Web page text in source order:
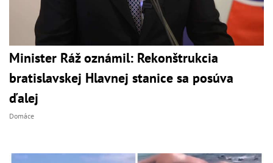
Minister Ráž oznámil: Rekonštrukcia
bratislavskej Hlavnej stanice sa posúva
ďalej
Domáce